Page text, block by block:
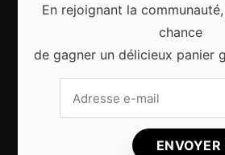
En rejoignant la
chance
de gagner un délicieux panier